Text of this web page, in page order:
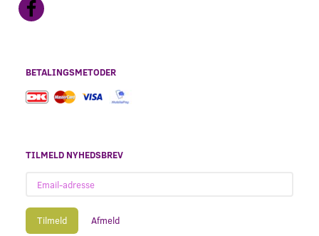
BETALINGSMETODER
TILMELD NYHEDSBREV
adresse
Tilmeld Afmeld